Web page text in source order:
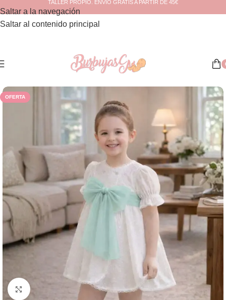
Saltar a la navegación
Saltar al contenido principal
TALLER PROPIO. ENVÍO GRATIS A PARTIR DE 45€
Inicio Niña
OFERTA
Haga clic para ampliar